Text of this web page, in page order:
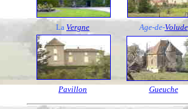
La Vergne Age-de-Volude
Pavillon Gueuche